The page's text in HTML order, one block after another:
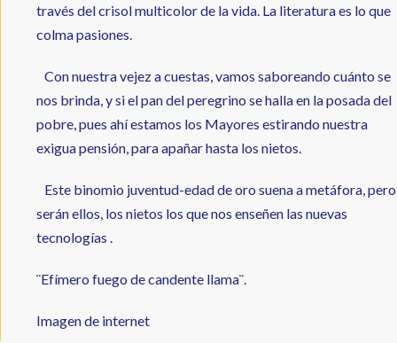
través del crisol multicolor de la vida. La literatura es lo que
colma pasiones.
Con nuestra vejez a cuestas, vamos saboreando cuánto se
nos brinda, y si el pan del peregrino se halla en la posada del
pobre, pues ahí estamos los Mayores estirando nuestra
exigua pensión, para apañar hasta los nietos.
Este binomio juventud-edad de oro suena a metáfora, pero
serán ellos, los nietos los que nos enseñen las nuevas
tecnologías .
¨Efímero fuego de candente llama¨.
Imagen de internet